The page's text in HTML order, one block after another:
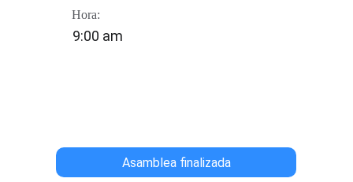
Asamblea finalizada
Hora:
9:00 am